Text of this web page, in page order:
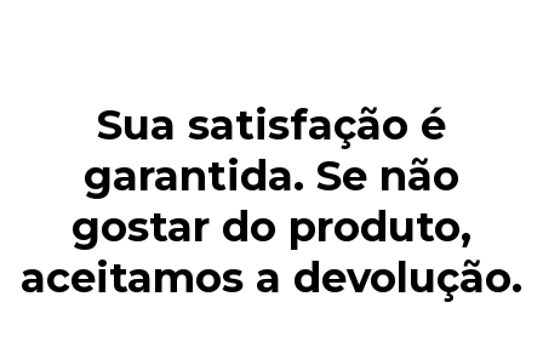
Sua satisfação é
garantida. Se não
gostar do produto,
aceitamos a devolução.